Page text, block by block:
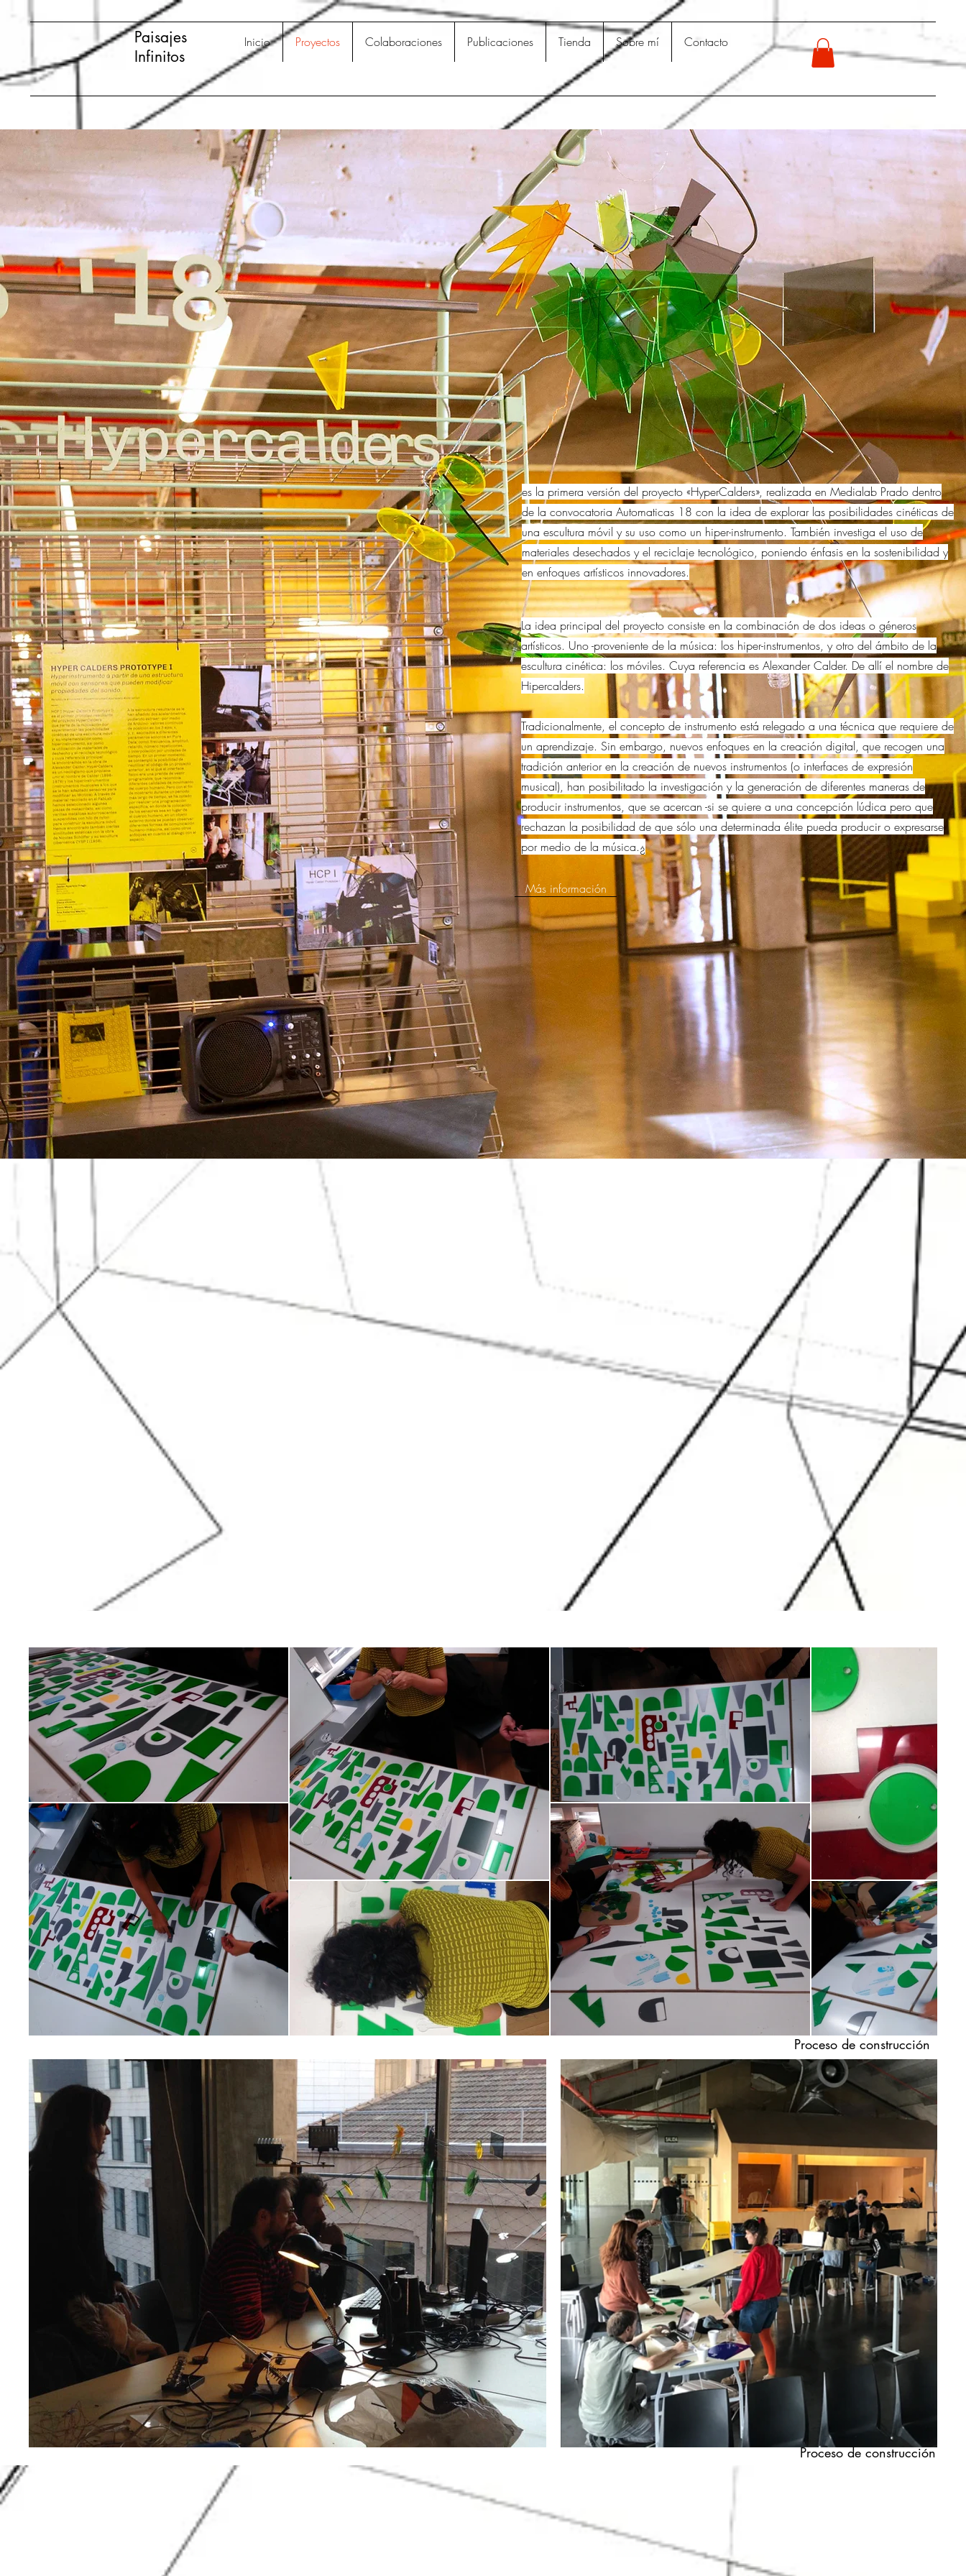
Inicio Proyectos Colaboraciones Publicaciones Tienda Sobre mí Contacto
Paisajes
Infinitos
es la primera versión del proyecto «HyperCalders», realizada en Medialab Prado dentro
de la convocatoria Automaticas 18 con la idea de explorar las posibilidades cinéticas de
una escultura móvil y su uso como un hiper-instrumento. También investiga el uso de
materiales desechados y el reciclaje tecnológico, poniendo énfasis en la sostenibilidad y
en enfoques artísticos innovadores.
La idea principal del proyecto consiste en la combinación de dos ideas o géneros
artísticos. Uno -proveniente de la música: los hiper-instrumentos, y otro del ámbito de la
escultura cinética: los móviles. Cuya referencia es Alexander Calder. De allí el nombre de
Hipercalders.
Tradicionalmente, el concepto de instrumento está relegado a una técnica que requiere de
un aprendizaje. Sin embargo, nuevos enfoques en la creación digital, que recogen una
tradición anterior en la creación de nuevos instrumentos (o interfaces de expresión
musical), han posibilitado la investigación y la generación de diferentes maneras de
producir instrumentos, que se acercan -si se quiere a una concepción lúdica pero que
rechazan la posibilidad de que sólo una determinada élite pueda producir o expresarse
por medio de la música.¿
Más información
Proceso de construcción
Proceso de construcción